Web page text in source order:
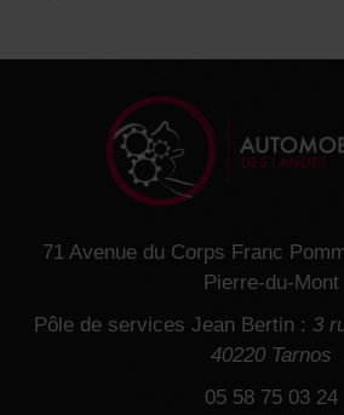
71 Avenue du Corps Franc
Pierre-du-Mont
Pôle de services Jean Bertin : 3
40220 Tarnos
05 58 75 03 24